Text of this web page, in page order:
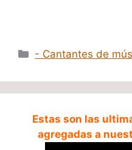
Categorías
- Cantantes de
Estas son las
agregadas a